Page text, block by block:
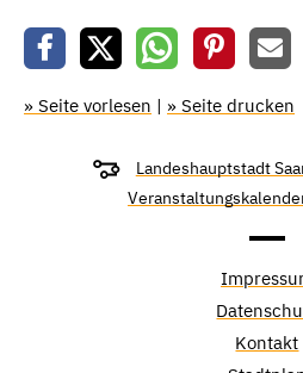
» Seite vorlesen | » Seite drucken
Landeshauptstadt
Kontakt